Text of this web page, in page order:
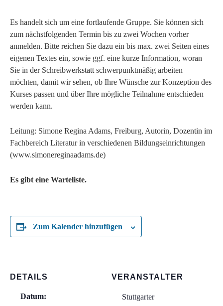
Es handelt sich um eine fortlaufende Gruppe. Sie können sich
zum nächstfolgenden Termin bis zu zwei Wochen vorher
anmelden. Bitte reichen Sie dazu ein bis max. zwei Seiten eines
eigenen Textes ein, sowie ggf. eine kurze Information, woran
Sie in der Schreibwerkstatt schwerpunktmäßig arbeiten
möchten, damit wir sehen, ob Ihre Wünsche zur Konzeption des
Kurses passen und über Ihre mögliche Teilnahme entschieden
werden kann.
Leitung: Simone Regina Adams, Freiburg, Autorin, Dozentin im
Fachbereich Literatur in verschiedenen Bildungseinrichtungen
(www.simonereginaadams.de)
Es gibt eine Warteliste.
Zum Kalender hinzufügen
DETAILS
Datum:
VERANSTALTER
Stuttgarter